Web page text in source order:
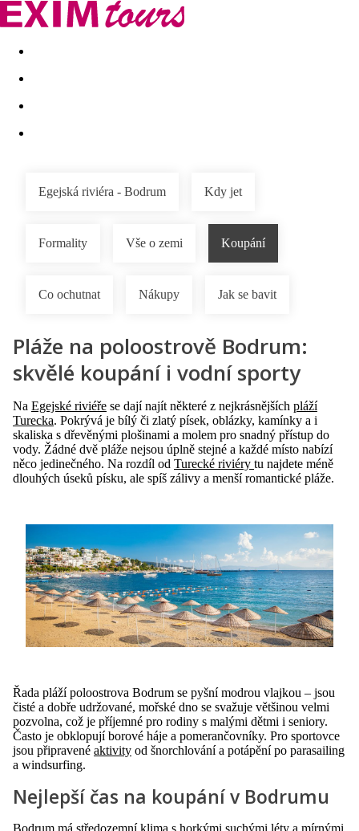
Akční nabídky Last minute
Egejská riviéra - Bodrum Kdy jet
Formality Vše o zemi Koupání
Co ochutnat Nákupy Jak se bavit
Pláže na poloostrově Bodrum:
skvělé koupání i vodní sporty
Na Egejské riviéře se dají najít některé z nejkrásnějších pláží
Turecka. Pokrývá je bílý či zlatý písek, oblázky, kamínky a i
skaliska s dřevěnými plošinami a molem pro snadný přístup do
vody. Žádné dvě pláže nejsou úplně stejné a každé místo nabízí
něco jedinečného. Na rozdíl od Turecké riviéry tu najdete méně
dlouhých úseků písku, ale spíš zálivy a menší romantické pláže.
Řada pláží poloostrova Bodrum se pyšní modrou vlajkou – jsou
čisté a dobře udržované, mořské dno se svažuje většinou velmi
pozvolna, což je příjemné pro rodiny s malými dětmi i seniory.
Často je obklopují borové háje a pomerančovníky. Pro sportovce
jsou připravené aktivity od šnorchlování a potápění po parasailing
a windsurfing.
Nejlepší čas na koupání v Bodrumu
Bodrum má středozemní klima s horkými suchými léty a mírnými